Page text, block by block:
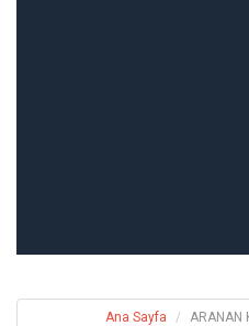
Ana Sayfa ARANAN